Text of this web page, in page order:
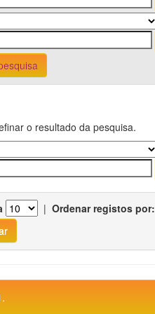
o resultado da pesquisa.
| Ordenar registos por: